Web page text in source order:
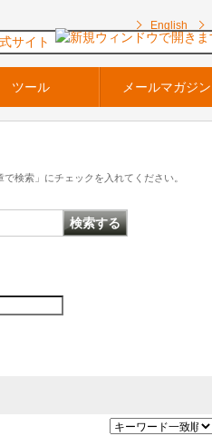
English
ツール メールマガジン
サイト
検索」にチェックを入れてください。